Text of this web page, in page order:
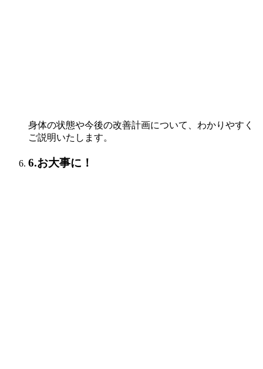
身体の状態や今後の改善計画について、わかりやすく
ご説明いたします。
6.お大事に！